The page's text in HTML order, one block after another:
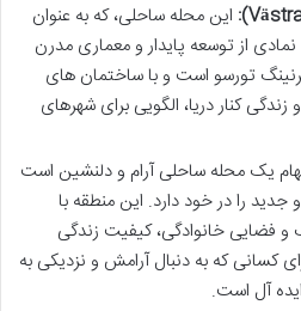
این محله ساحلی، که به عنوان
از توسعه پایدار و معماری مدرن
تورسو است و با ساختمان های
کنار دریا، الگویی برای شهرهای
یک محله ساحلی آرام و دلنشین است
جدید را در خود دارد. این منطقه با
و فضایی خانوادگی، کیفیت زندگی
کسانی که به دنبال آرامش و نزدیکی به
آل است.